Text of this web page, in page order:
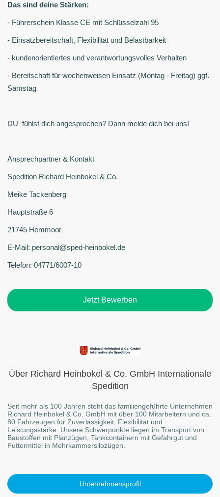
Das sind deine Stärken:
- Führerschein Klasse CE mit Schlüsselzahl 95
- Einsatzbereitschaft, Flexibilität und Belastbarkeit
- kundenorientiertes und verantwortungsvolles Verhalten
- Bereitschaft für wochenweisen Einsatz (Montag - Freitag) ggf.
Samstag
DU fühlst dich angesprochen? Dann melde dich bei uns!
Ansprechpartner & Kontakt
Spedition Richard Heinbokel & Co.
Meike Tackenberg
Hauptstraße 6
21745 Hemmoor
E-Mail: personal@sped-heinbokel.de
Telefon: 04771/6007-10
Jetzt Bewerben
Über Richard Heinbokel & Co. GmbH Internationale
Spedition
Seit mehr als 100 Jahren steht das familiengeführte Unternehmen
Richard Heinbokel & Co. GmbH mit über 100 Mitarbeitern und ca.
80 Fahrzeugen für Zuverlässigkeit, Flexibilität und
Leistungsstärke. Unsere Schwerpunkte liegen im Transport von
Baustoffen mit Planzügen, Tankcontainern mit Gefahrgut und
Futtermittel in Mehrkammersilozügen.
Unternehmensprofil